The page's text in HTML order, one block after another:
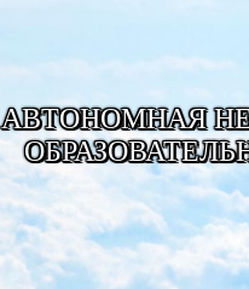
АВТОНОМНАЯ